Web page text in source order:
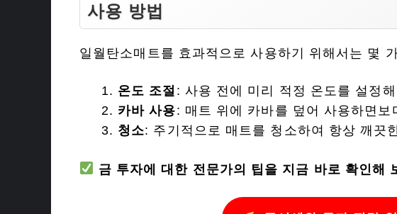
사용 방법
일월탄소매트를 효과적으로 사용하기 위해서는 몇
온도 조절 : 사용 전에 미리 적정 온도를 설정
카바 사용: 매트 위에 카바를 덮어 사용하면보
청소: 주기적으로 매트를 청소하여 항상 깨끗
금 투자에 대한 전문가의 팁을 지금 바로 확인해